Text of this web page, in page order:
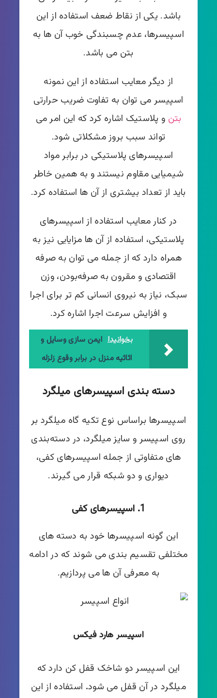
باشد. یکی از نقاط ضعف استفاده از این
اسپیسرها، عدم چسبندگی خوب آن ها به
بتن می باشد.
از دیگر معایب استفاده از این نمونه
اسپیسر می توان به تفاوت ضریب حرارتی
بتن و پلاستیک اشاره کرد که این امر می
تواند سبب بروز مشکلاتی شود.
اسپیسرهای پلاستیکی در برابر مواد
شیمیایی مقاوم نیستند و به همین خاطر
باید از تعداد بیشتری از آن ها استفاده کرد.
در کنار معایب استفاده از اسپیسرهای
پلاستیکی، استفاده از آن ها مزایایی نیز به
همراه دارد که از جمله می توان به صرفه
اقتصادی و مقرون به صرفه‌بودن، وزن
سبک، نیاز به نیروی انسانی کم تر برای اجرا
و افزایش سرعت اجرا اشاره کرد.
بخوانید! ایمن سازی وسایل و
اثاثیه منزل در برابر وقوع زلزله
دسته بندی اسپیسرهای میلگرد
اسپیسرها براساس نوع تکیه گاه میلگرد بر
روی اسپیسر و سایز میلگرد، در دسته‌بندی
های متفاوتی از جمله اسپیسرهای کفی،
دیواری و دو شبکه قرار می گیرند.
1. اسپیسرهای کفی
این گونه اسپیسرها خود به دسته های
مختلفی تقسیم بندی می شوند که در ادامه
به معرفی آن ها می پردازیم.
اسپیسر هارد فیکس
این اسپیسر دو شاخک قفل کن دارد که
میلگرد در آن قفل می شود. استفاده از این